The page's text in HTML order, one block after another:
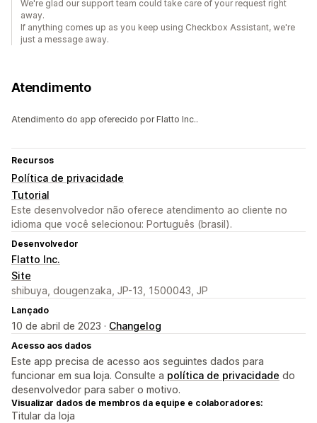
We're glad our support team could take care of your request right
away.
If anything comes up as you keep using Checkbox Assistant, we're
just a message away.
Atendimento
Atendimento do app oferecido por Flatto Inc..
Recursos
Política de privacidade
Tutorial
Este desenvolvedor não oferece atendimento ao cliente no
idioma que você selecionou: Português (brasil).
Desenvolvedor
Flatto Inc.
Site
shibuya, dougenzaka, JP-13, 1500043, JP
Lançado
10 de abril de 2023 · Changelog
Acesso aos dados
Este app precisa de acesso aos seguintes dados para
funcionar em sua loja. Consulte a política de privacidade do
desenvolvedor para saber o motivo.
Visualizar dados de membros da equipe e colaboradores:
Titular da loja